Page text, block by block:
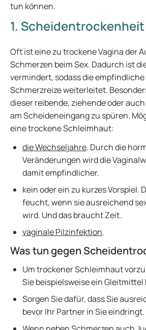
tun können.
1. Scheidentrockenheit
Oft ist eine zu trockene Vagina der
Schmerzen beim Sex. Dadurch ist
vermindert, sodass die
Schmerzreize weiterleitet.
dieser reibende, ziehende oder
am Scheideneingang zu spüren.
eine trockene Schleimhaut:
die Wechseljahre. Durch die
Veränderungen wird die
damit empfindlicher.
kein oder ein zu kurzes Vorspiel.
feucht, wenn sie ausreichend
wird. Und das braucht Zeit.
vaginale Pilzinfektion.
Was tun gegen
Um trockener Schleimhaut
Sie beispielsweise ein Gleitmittel
Sorgen Sie dafür, dass Sie
bevor Ihr Partner in Sie eindringt.